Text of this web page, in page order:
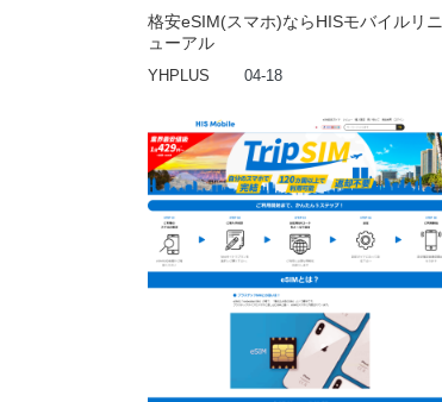
格安eSIM(スマホ)ならHISモバイルリニ
ューアル
YHPLUS 04-18